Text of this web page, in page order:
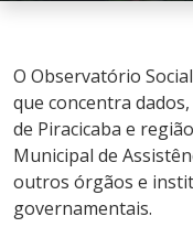
O Observatório
que concentra
de Piracicaba e
Municipal de
outros órgãos e
governamentais.